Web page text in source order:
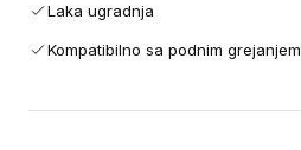
Laka ugradnja
Kompatibilno sa podnim grejanjem